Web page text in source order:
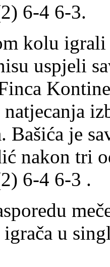
6-4 6-3.
kolu
uspjeli
Bašića je
nakon tri
6-4 6-3 .
igrača u